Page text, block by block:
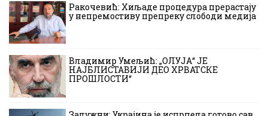
Ракочевић: Хиљаде процедура прерастају
у непремостиву препреку слободи медија
Владимир Умељић: „ОЛУЈА“ ЈЕ
НАЈБЛИСТАВИЈИ ДЕО ХРВАТСКЕ
ПРОШЛОСТИ“